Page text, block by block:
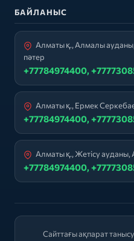
БАЙЛАНЫС
Алматы қ., Алмалы
пәтер
+77784974400,
Алматы қ., Ермек
+77784974400,
Алматы қ., Жетісу ауданы,
+77784974400,
Сайттағы ақпарат